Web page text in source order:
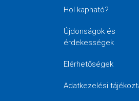
Hol kapható?
Újdonságok és
érdekességek
Elérhetőségek
Adatkezelési